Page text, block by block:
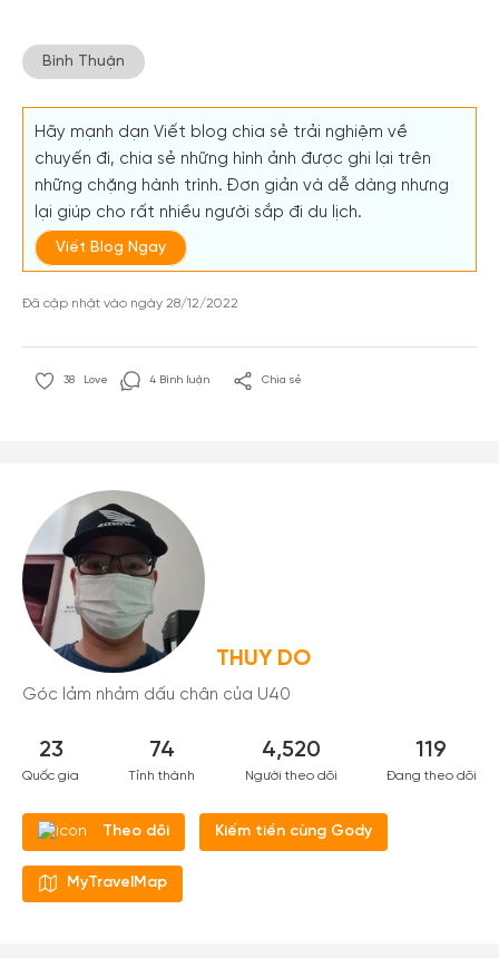
Bình Thuận
Hãy mạnh dạn Viết blog chia sẻ trải nghiệm về
chuyến đi, chia sẻ những hình ảnh được ghi lại trên
những chặng hành trình. Đơn giản và dễ dàng nhưng
lại giúp cho rất nhiều người sắp đi du lịch.
Viết Blog Ngay
Đã cập nhật vào ngày 28/12/2022
38 Love 4 Bình luận Chia sẻ
THUY DO
Góc lảm nhảm dấu chân của U40
23
Quốc gia
74
Tỉnh thành
4,520
Người theo dõi
119
Đang theo dõi
Theo dõi Kiếm tiền cùng Gody
MyTravelMap
Tạo tài khoản nhanh - nhận nhiều
ưu đãi!
dẫn dành cho thành viên đến từ các đối tác của
Gody.vn dành cho cộng đồng.
Đăng ký
Hoặc đăng nhập bằng
Đăng nhập
Facebook